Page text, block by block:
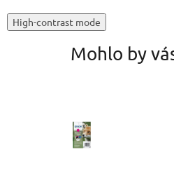
High-contrast mode
Mohlo by